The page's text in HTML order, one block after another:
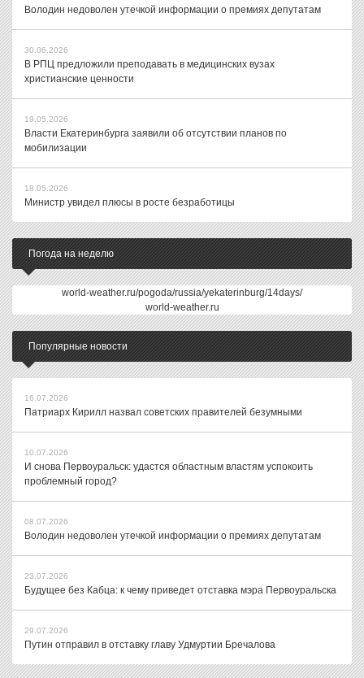
Володин недоволен утечкой информации о премиях депутатам
30.06.2026
В РПЦ предложили преподавать в медицинских вузах
христианские ценности
19.05.2026
Власти Екатеринбурга заявили об отсутствии планов по
мобилизации
18.05.2026
Министр увидел плюсы в росте безработицы
Погода на неделю
world-weather.ru/pogoda/russia/yekaterinburg/14days/
world-weather.ru
Популярные новости
16.07.2026
Патриарх Кирилл назвал советских правителей безумными
10.07.2026
И снова Первоуральск: удастся областным властям успокоить
проблемный город?
08.07.2026
Володин недоволен утечкой информации о премиях депутатам
23.07.2026
Будущее без Кабца: к чему приведет отставка мэра Первоуральска
29.07.2026
Путин отправил в отставку главу Удмуртии Бречалова